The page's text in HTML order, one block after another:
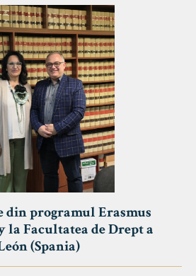
din programul Erasmus
Facultatea de Drept a
(Spania)